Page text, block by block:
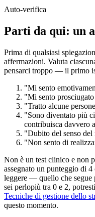
Auto-verifica
Parti da qui: un
Prima di qualsiasi
affermazioni. Valuta
pensarci troppo — il primo
"Mi sento
"Mi sento
"Tratto alcune
"Sono diventato più
contribuisca davvero
"Dubito del senso
"Non sento di
Non è un test clinico e non
assegnato un punteggio di
leggere — quello che segue
sei perlopiù tra 0 e 2,
Tecniche di gestione dello
questo momento.